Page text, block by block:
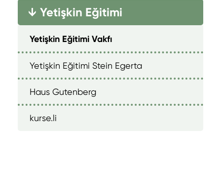
→ Yetişkin Eğitimi
Yetişkin Eğitimi Vakfı
Yetişkin Eğitimi Stein Egerta
Haus Gutenberg
kurse.li